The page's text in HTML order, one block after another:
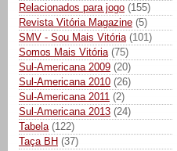
Relacionados para jogo (155)
Revista Vitória Magazine (5)
SMV - Sou Mais Vitória (101)
Somos Mais Vitória (75)
Sul-Americana 2009 (20)
Sul-Americana 2010 (26)
Sul-Americana 2011 (2)
Sul-Americana 2013 (24)
Tabela (122)
Taça BH (37)